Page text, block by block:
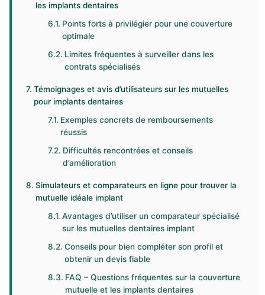
les implants dentaires
Points forts à privilégier pour une couverture
optimale
Limites fréquentes à surveiller dans les
contrats spécialisés
Témoignages et avis d’utilisateurs sur les mutuelles
pour implants dentaires
Exemples concrets de remboursements
réussis
Difficultés rencontrées et conseils
d’amélioration
Simulateurs et comparateurs en ligne pour trouver la
mutuelle idéale implant
Avantages d’utiliser un comparateur spécialisé
sur les mutuelles dentaires implant
Conseils pour bien compléter son profil et
obtenir un devis fiable
FAQ – Questions fréquentes sur la couverture
mutuelle et les implants dentaires